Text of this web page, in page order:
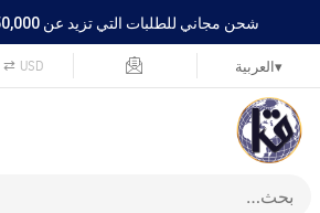
شحن مجاني للطلبات التي تزيد عن 250,000 دينار عراقي
⇄ USD العربية▾